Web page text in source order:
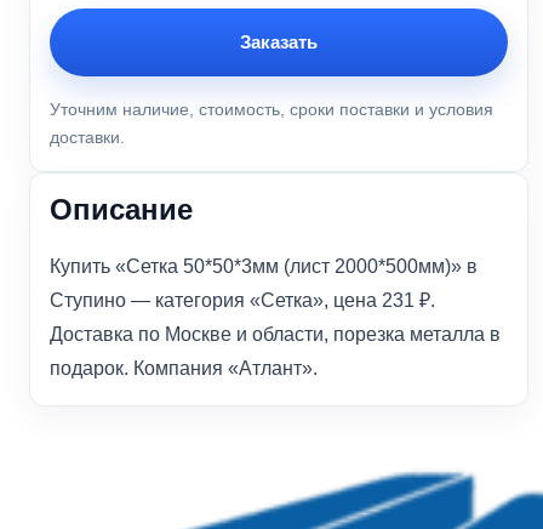
Заказать
Уточним наличие, стоимость, сроки поставки и условия
доставки.
Описание
Купить «Сетка 50*50*3мм (лист 2000*500мм)» в
Ступино — категория «Сетка», цена 231 ₽.
Доставка по Москве и области, порезка металла в
подарок. Компания «Атлант».